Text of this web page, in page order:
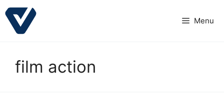
Langsung
ke
Menu
film action